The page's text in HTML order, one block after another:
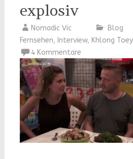
explosiv
Nomadic Vic Blog
Fernsehen, Interview, Khlong
4 Kommentare